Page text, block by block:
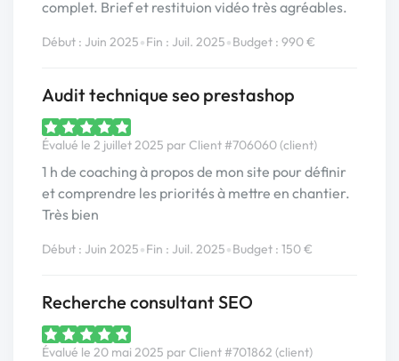
complet. Brief et restituion vidéo très agréables.
Début : Juin 2025•Fin : Juil. 2025•Budget : 990 €
Audit technique seo prestashop
Évalué le 2 juillet 2025 par Client #706060 (client)
1 h de coaching à propos de mon site pour définir
et comprendre les priorités à mettre en chantier.
Très bien
Début : Juin 2025•Fin : Juil. 2025•Budget : 150 €
Recherche consultant SEO
Évalué le 20 mai 2025 par Client #701862 (client)